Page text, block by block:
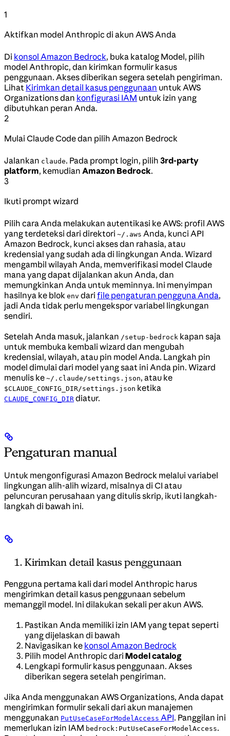
1
Aktifkan model Anthropic di akun AWS Anda
Di konsol Amazon Bedrock, buka katalog Model, pilih
model Anthropic, dan kirimkan formulir kasus
penggunaan. Akses diberikan segera setelah pengiriman.
Lihat Kirimkan detail kasus penggunaan untuk AWS
Organizations dan konfigurasi IAM untuk izin yang
dibutuhkan peran Anda.
2
Mulai Claude Code dan pilih Amazon Bedrock
Jalankan claude. Pada prompt login, pilih 3rd-party
platform, kemudian Amazon Bedrock.
3
Ikuti prompt wizard
Pilih cara Anda melakukan autentikasi ke AWS: profil AWS
yang terdeteksi dari direktori ~/.aws Anda, kunci API
Amazon Bedrock, kunci akses dan rahasia, atau
kredensial yang sudah ada di lingkungan Anda. Wizard
mengambil wilayah Anda, memverifikasi model Claude
mana yang dapat dijalankan akun Anda, dan
memungkinkan Anda untuk meminnya. Ini menyimpan
hasilnya ke blok env dari file pengaturan pengguna Anda,
jadi Anda tidak perlu mengekspor variabel lingkungan
sendiri.
Setelah Anda masuk, jalankan /setup-bedrock kapan saja
untuk membuka kembali wizard dan mengubah
kredensial, wilayah, atau pin model Anda. Langkah pin
model dimulai dari model yang saat ini Anda pin. Wizard
menulis ke ~/.claude/settings.json, atau ke
$CLAUDE_CONFIG_DIR/settings.json ketika
CLAUDE_CONFIG_DIR diatur.
Pengaturan manual
Untuk mengonfigurasi Amazon Bedrock melalui variabel
lingkungan alih-alih wizard, misalnya di CI atau
peluncuran perusahaan yang ditulis skrip, ikuti langkah-
langkah di bawah ini.
Kirimkan detail kasus penggunaan
Pengguna pertama kali dari model Anthropic harus
mengirimkan detail kasus penggunaan sebelum
memanggil model. Ini dilakukan sekali per akun AWS.
Pastikan Anda memiliki izin IAM yang tepat seperti
yang dijelaskan di bawah
Navigasikan ke konsol Amazon Bedrock
Pilih model Anthropic dari Model catalog
Lengkapi formulir kasus penggunaan. Akses
diberikan segera setelah pengiriman.
Jika Anda menggunakan AWS Organizations, Anda dapat
mengirimkan formulir sekali dari akun manajemen
menggunakan PutUseCaseForModelAccess API. Panggilan ini
memerlukan izin IAM bedrock:PutUseCaseForModelAccess.